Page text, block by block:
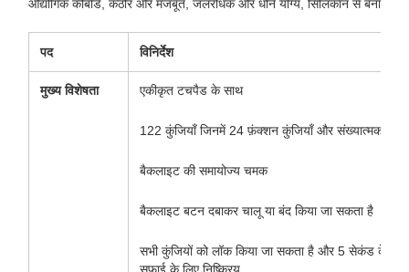
औद्योगिक कीबोर्ड, कठोर और मजबूत, जलरोधक और धोने योग्य, सिलिकॉन से बना
पद विनिर्देश
मुख्य विशेषता एकीकृत टचपैड के साथ
122 कुंजियाँ जिनमें 24 फ़ंक्शन कुंजियाँ और संख्यात्मक
बैकलाइट की समायोज्य चमक
बैकलाइट बटन दबाकर चालू या बंद किया जा सकता है
सभी कुंजियों को लॉक किया जा सकता है और 5 सेकंड के